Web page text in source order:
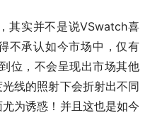
其实并不是说VSwatch喜
不承认如今市场中，仅有
位，不会呈现出市场其他
线的照射下会折射出不同
为诱惑！并且这也是如今